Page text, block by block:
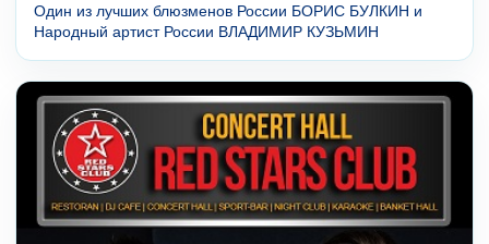
Один из лучших блюзменов России БОРИС БУЛКИН и
Народный артист России ВЛАДИМИР КУЗЬМИН